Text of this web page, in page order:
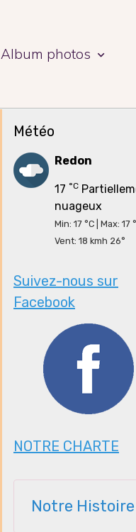
Album photos
Météo
Redon
17 °C
nuageux
Min: 17 °C | Max: 17
Vent: 18 kmh 26°
Suivez-nous sur
Facebook
NOTRE CHARTE
Notre Histoire